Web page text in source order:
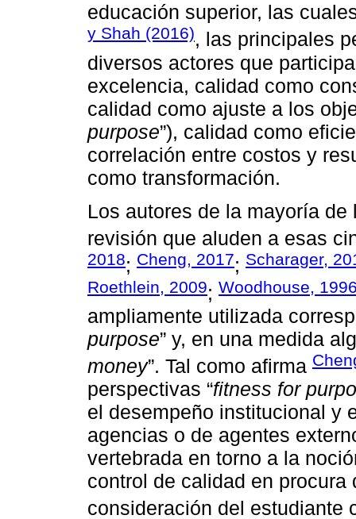
educación superior, las
y Shah (2016), las principales
diversos actores que
excelencia, calidad como
calidad como ajuste a los
purpose”), calidad como
correlación entre costos y
como transformación.
Los autores de la mayoría
revisión que aluden a esas
2018; Cheng, 2017; Scharager,
Roethlein, 2009; Woodhouse,
ampliamente utilizada
purpose” y, en una medida
money”. Tal como afirma
perspectivas “fitness for
el desempeño institucional y
agencias o de agentes
vertebrada en torno a la
control de calidad en
consideración del estudiante